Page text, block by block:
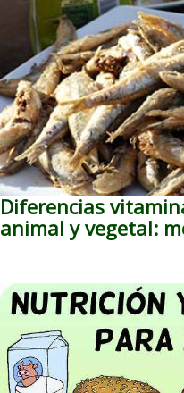
Diferencias
animal y vegetal: